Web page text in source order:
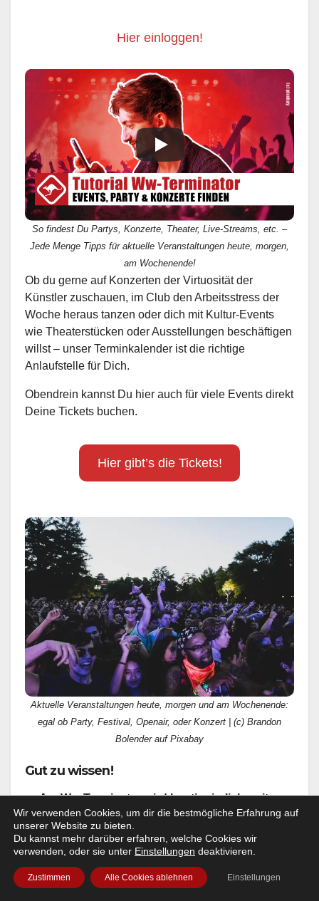
Hier einloggen!
So findest Du Partys, Konzerte, Theater, Live-Streams, etc. –
Jede Menge Tipps für aktuelle Veranstaltungen heute, morgen,
am Wochenende!
Ob du gerne auf Konzerten der Virtuosität der
Künstler zuschauen, im Club den Arbeitsstress der
Woche heraus tanzen oder dich mit Kultur-Events
wie Theaterstücken oder Ausstellungen beschäftigen
willst – unser Terminkalender ist die richtige
Anlaufstelle für Dich.
Obendrein kannst Du hier auch für viele Events direkt
Deine Tickets buchen.
Hier gibt’s die Tickets!
Aktuelle Veranstaltungen heute, morgen und am Wochenende:
egal ob Party, Festival, Openair, oder Konzert | (c) Brandon
Bolender auf Pixabay
Gut zu wissen!
Am Ww-Terminator wird kontinuierlich weiter
gearbeitet.Sprich: Layout und Funktionalität
werden stetig weiter entwickelt. Dabei freuen wir
uns auch über Eure Ratschläge, bzw Kritik!
Wenn Dir unser kostenloser Service gefällt und Du
uns unterstützen willst, damit es Wildwechsel.de
Wir verwenden Cookies, um dir die bestmögliche Erfahrung auf
unserer Website zu bieten.
Du kannst mehr darüber erfahren, welche Cookies wir
verwenden, oder sie unter Einstellungen deaktivieren.
Zustimmen Alle Cookies ablehnen Einstellungen